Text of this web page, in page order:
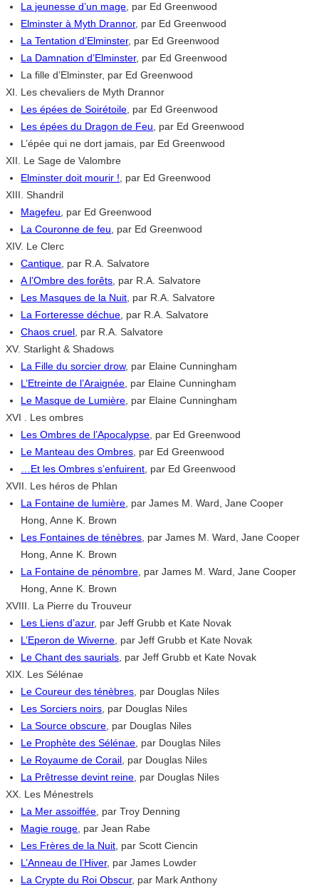
La jeunesse d’un mage, par Ed Greenwood
Elminster à Myth Drannor, par Ed Greenwood
La Tentation d’Elminster, par Ed Greenwood
La Damnation d’Elminster, par Ed Greenwood
La fille d’Elminster, par Ed Greenwood
XI. Les chevaliers de Myth Drannor
Les épées de Soirétoile, par Ed Greenwood
Les épées du Dragon de Feu, par Ed Greenwood
L’épée qui ne dort jamais, par Ed Greenwood
XII. Le Sage de Valombre
Elminster doit mourir !, par Ed Greenwood
XIII. Shandril
Magefeu, par Ed Greenwood
La Couronne de feu, par Ed Greenwood
XIV. Le Clerc
Cantique, par R.A. Salvatore
A l’Ombre des forêts, par R.A. Salvatore
Les Masques de la Nuit, par R.A. Salvatore
La Forteresse déchue, par R.A. Salvatore
Chaos cruel, par R.A. Salvatore
XV. Starlight & Shadows
La Fille du sorcier drow, par Elaine Cunningham
L’Etreinte de l’Araignée, par Elaine Cunningham
Le Masque de Lumière, par Elaine Cunningham
XVI . Les ombres
Les Ombres de l’Apocalypse, par Ed Greenwood
Le Manteau des Ombres, par Ed Greenwood
…Et les Ombres s’enfuirent, par Ed Greenwood
XVII. Les héros de Phlan
La Fontaine de lumière, par James M. Ward, Jane Cooper
Hong, Anne K. Brown
Les Fontaines de ténèbres, par James M. Ward, Jane Cooper
Hong, Anne K. Brown
La Fontaine de pénombre, par James M. Ward, Jane Cooper
Hong, Anne K. Brown
XVIII. La Pierre du Trouveur
Les Liens d’azur, par Jeff Grubb et Kate Novak
L’Eperon de Wiverne, par Jeff Grubb et Kate Novak
Le Chant des saurials, par Jeff Grubb et Kate Novak
XIX. Les Sélénae
Le Coureur des ténèbres, par Douglas Niles
Les Sorciers noirs, par Douglas Niles
La Source obscure, par Douglas Niles
Le Prophète des Sélénae, par Douglas Niles
Le Royaume de Corail, par Douglas Niles
La Prêtresse devint reine, par Douglas Niles
XX. Les Ménestrels
La Mer assoiffée, par Troy Denning
Magie rouge, par Jean Rabe
Les Frères de la Nuit, par Scott Ciencin
L’Anneau de l’Hiver, par James Lowder
La Crypte du Roi Obscur, par Mark Anthony